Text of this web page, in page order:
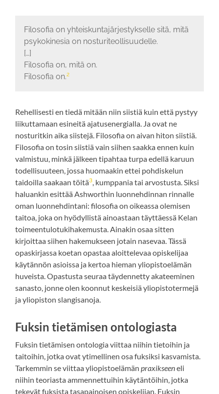
Filosofia on yhteiskuntajärjestykselle sitä, mitä
psykokinesia on nosturiteollisuudelle.
[…]
Filosofia on, mitä on.
Filosofia on.2
Rehellisesti en tiedä mitään niin siistiä kuin että pystyy
liikuttamaan esineitä ajatusenergialla. Ja ovat ne
nosturitkin aika siistejä. Filosofia on aivan hiton siistiä.
Filosofia on tosin siistiä vain siihen saakka ennen kuin
valmistuu, minkä jälkeen tipahtaa turpa edellä karuun
todellisuuteen, jossa huomaakin ettei pohdiskelun
taidoilla saakaan töitä3 , kumppania tai arvostusta. Siksi
haluankin esittää Ashworthin luonnehdinnan rinnalle
oman luonnehdintani: filosofia on oikeassa olemisen
taitoa, joka on hyödyllistä ainoastaan täyttäessä Kelan
toimeentulotukihakemusta. Ainakin osaa sitten
kirjoittaa siihen hakemukseen jotain nasevaa. Tässä
opaskirjassa koetan opastaa aloittelevaa opiskelijaa
käytännön asioissa ja kertoa hieman yliopistoelämän
huveista. Opastusta seuraa täydennetty akateeminen
sanasto, jonne olen koonnut keskeisiä yliopistotermejä
ja yliopiston slangisanoja.
Fuksin tietämisen ontologiasta
Fuksin tietämisen ontologia viittaa niihin tietoihin ja
taitoihin, jotka ovat ytimellinen osa fuksiksi kasvamista.
Tarkemmin se viittaa yliopistoelämän praxikseeneli
niihin teoriasta ammennettuihin käytäntöihin, jotka
tekevät fuksista tasapainoisen opiskelijan. Fuksin